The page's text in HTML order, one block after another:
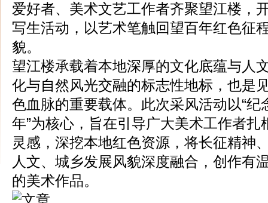
爱好者、美术文艺工作者齐聚望江楼，
写生活动，以艺术笔触回望百年红色征
貌。
望江楼承载着本地深厚的文化底蕴与人
化与自然风光交融的标志性地标，也是
色血脉的重要载体。此次采风活动以“纪
年”为核心，旨在引导广大美术工作者
灵感，深挖本地红色资源，将长征精神
人文、城乡发展风貌深度融合，创作有
的美术作品。